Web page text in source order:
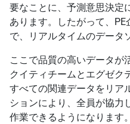
要なことに、予測意思決定
あります。したがって、
で、リアルタイムのデータ
ここで品質の高いデータが
クイティチームとエグゼク
すべての関連データをリア
ションにより、全員が協力
作業できるようになります